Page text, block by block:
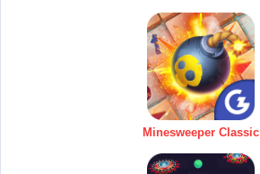
Minesweeper Classic